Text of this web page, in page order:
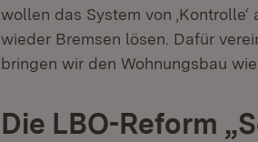
wollen das System von
wieder Bremsen lösen. Dafür
bringen wir den Wohnungsbau
Die LBO-Reform